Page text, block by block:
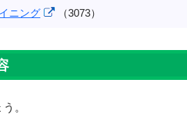
ニング （3073）
。